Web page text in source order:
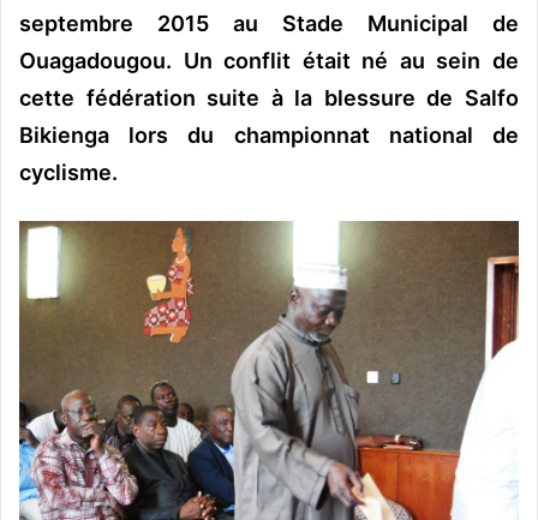
septembre 2015 au Stade Municipal de
Ouagadougou. Un conflit était né au sein de
cette fédération suite à la blessure de Salfo
Bikienga lors du championnat national de
cyclisme.